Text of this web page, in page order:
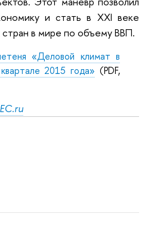
и стать в XXI веке
в мире по объему ВВП.
«Деловой климат в
2015 года» (PDF,